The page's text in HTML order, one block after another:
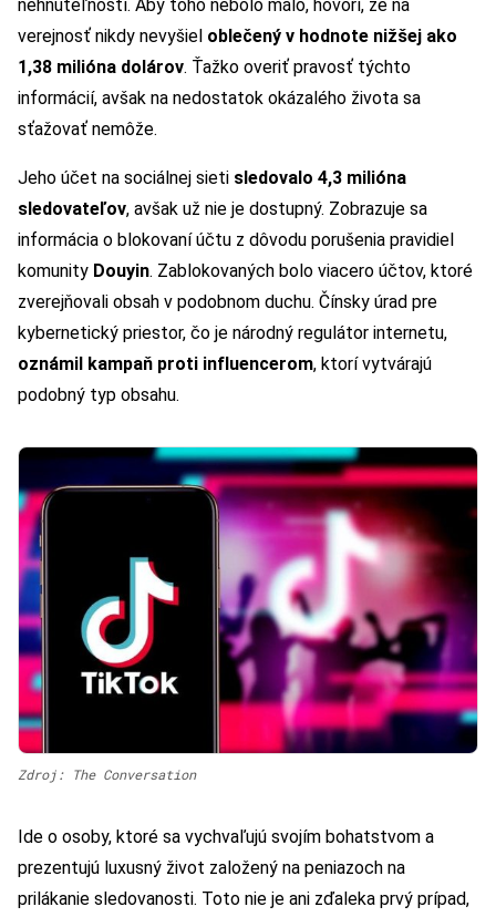
nehnuteľností. Aby toho nebolo málo, hovorí, že na
verejnosť nikdy nevyšiel oblečený v hodnote nižšej ako
1,38 milióna dolárov. Ťažko overiť pravosť týchto
informácií, avšak na nedostatok okázalého života sa
sťažovať nemôže.
Jeho účet na sociálnej sieti sledovalo 4,3 milióna
sledovateľov, avšak už nie je dostupný. Zobrazuje sa
informácia o blokovaní účtu z dôvodu porušenia pravidiel
komunity Douyin. Zablokovaných bolo viacero účtov, ktoré
zverejňovali obsah v podobnom duchu. Čínsky úrad pre
kybernetický priestor, čo je národný regulátor internetu,
oznámil kampaň proti influencerom, ktorí vytvárajú
podobný typ obsahu.
Zdroj: The Conversation
Ide o osoby, ktoré sa vychvaľujú svojím bohatstvom a
prezentujú luxusný život založený na peniazoch na
prilákanie sledovanosti. Toto nie je ani zďaleka prvý prípad,